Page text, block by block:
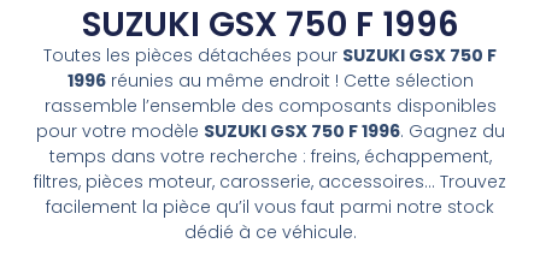
SUZUKI GSX 750 F 1996
Toutes les pièces détachées pour SUZUKI GSX 750 F
1996réunies au même endroit ! Cette sélection
rassemble l’ensemble des composants disponibles
pour votre modèle SUZUKI GSX 750 F 1996. Gagnez du
temps dans votre recherche : freins, échappement,
filtres, pièces moteur, carosserie, accessoires… Trouvez
facilement la pièce qu’il vous faut parmi notre stock
dédié à ce véhicule.